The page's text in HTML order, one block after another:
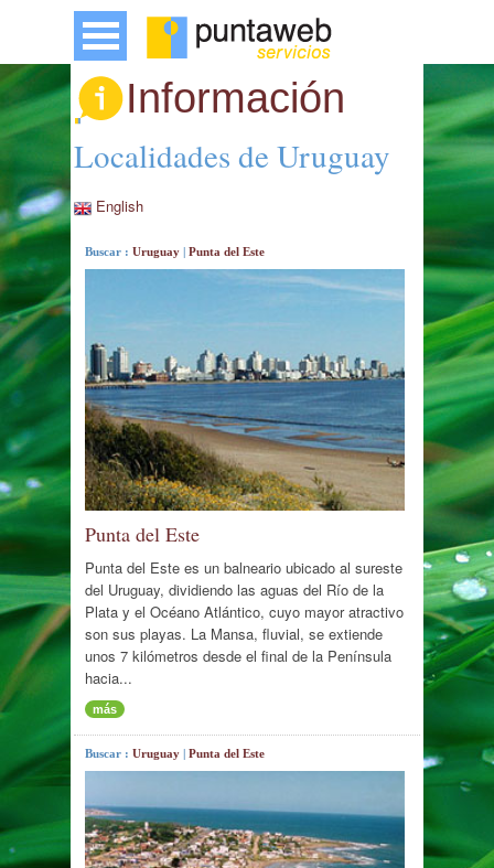
Información
Localidades de Uruguay
English
Buscar :Uruguay |Punta del Este
Punta del Este
Punta del Este es un balneario ubicado al sureste
del Uruguay, dividiendo las aguas del Río de la
Plata y el Océano Atlántico, cuyo mayor atractivo
son sus playas. La Mansa, fluvial, se extiende
unos 7 kilómetros desde el final de la Península
hacia...
más
Buscar :Uruguay |Punta del Este